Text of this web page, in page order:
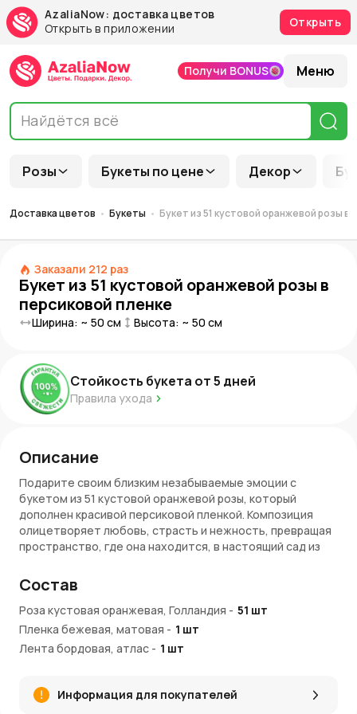
AzaliaNow: доставка цветов
Открыть в приложении
Открыть
Розы Букеты по цене Декор
Получи BONUS Меню
Доставка цветов Букеты Букет из 51 кустовой оранжевой розы в
Заказали 212 раз
Букет из 51 кустовой оранжевой розы в
персиковой пленке
Ширина: ~ 50 см Высота: ~ 50 см
Стойкость букета от5 дней
Правила ухода
Описание
Подарите своим близким незабываемые эмоции с
букетом из 51 кустовой оранжевой розы, который
дополнен красивой персиковой пленкой. Композиция
олицетворяет любовь, страсть и нежность, превращая
пространство, где она находится, в настоящий сад из
Яркость кустовых оранжевых роз
Этот яркий букет способен захватить вас своей
красотой и дарить бесконечную радость и восхищение
своей владелице. Перед нами истинное произведение
чувства!
Состав
Роза кустовая оранжевая, Голландия - 51 шт
Пленка бежевая, матовая - 1 шт
Лента бордовая, атлас - 1 шт
Информация для покупателей